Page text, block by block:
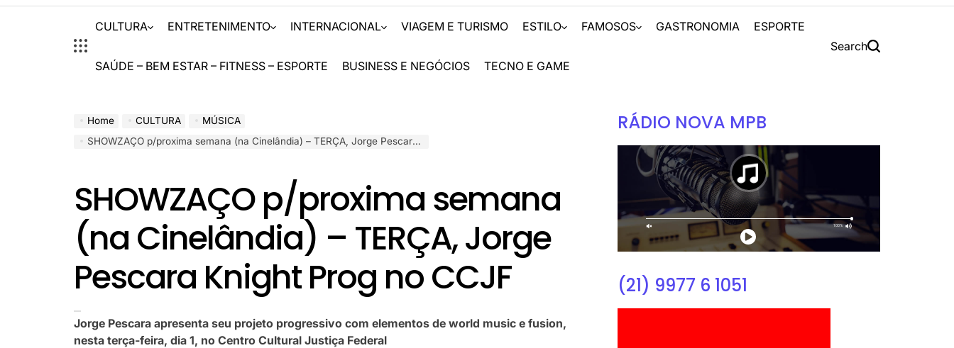
CULTURA ENTRETENIMENTO INTERNACIONAL VIAGEM E TURISMO ESTILO FAMOSOS GASTRONOMIA ESPORTE
SAÚDE – BEM ESTAR – FITNESS – ESPORTE BUSINESS E NEGÓCIOS TECNO E GAME
Search
Home CULTURA
MÚSICA
SHOWZAÇO p/proxima semana (na Cinelândia) – TERÇA, Jorge Pescara Knight Prog no CCJF
SHOWZAÇO p/proxima semana
(na Cinelândia) – TERÇA, Jorge
Pescara Knight Prog no CCJF
Jorge Pescara apresenta seu projeto progressivo com elementos de world music e fusion,
nesta terça-feira, dia 1, no Centro Cultural Justiça Federal
RÁDIO NOVA MPB
(21) 9977 6 1051